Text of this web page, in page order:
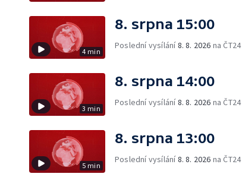
4 min
8. srpna 15:00
Poslední vysílání8. 8. 2026 na ČT24
3 min
8. srpna 14:00
Poslední vysílání8. 8. 2026 na ČT24
5 min
8. srpna 13:00
Poslední vysílání8. 8. 2026 na ČT24